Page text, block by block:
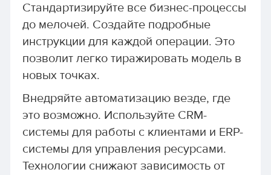
Стандартизируйте все бизнес-процессы
до мелочей. Создайте подробные
инструкции для каждой операции. Это
позволит легко тиражировать модель в
новых точках.
Внедряйте автоматизацию везде, где
это возможно. Используйте CRM-
системы для работы с клиентами и ERP-
системы для управления ресурсами.
Технологии снижают зависимость от